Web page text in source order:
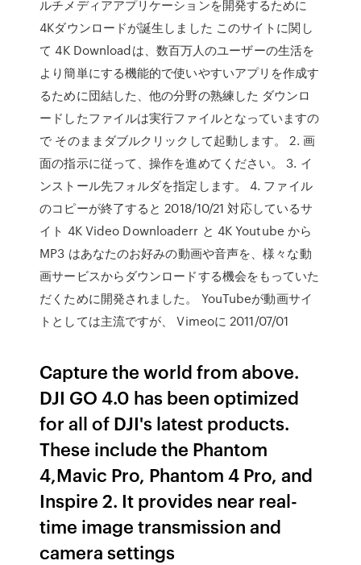
ルチメディアアプリケーションを開発するために
4Kダウンロードが誕生しました このサイトに関し
て 4K Downloadは、数百万人のユーザーの生活を
より簡単にする機能的で使いやすいアプリを作成す
るために団結した、他の分野の熟練した ダウンロ
ードしたファイルは実行ファイルとなっていますの
で そのままダブルクリックして起動します。 2. 画
面の指示に従って、操作を進めてください。 3. イ
ンストール先フォルダを指定します。 4. ファイル
のコピーが終了すると 2018/10/21 対応しているサ
イト 4K Video Downloaderr と 4K Youtube から
MP3 はあなたのお好みの動画や音声を、様々な動
画サービスからダウンロードする機会をもっていた
だくために開発されました。 YouTubeが動画サイ
トとしては主流ですが、 Vimeoに 2011/07/01
Capture the world from above.
DJI GO 4.0 has been optimized
for all of DJI's latest products.
These include the Phantom
4,Mavic Pro, Phantom 4 Pro, and
Inspire 2. It provides near real-
time image transmission and
camera settings